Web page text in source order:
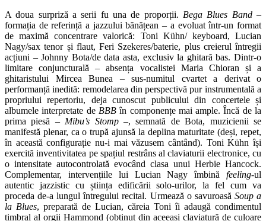
A doua surpriză a serii fu una de proporții. Bega Blues Band–
formația de referință a jazzului bănățean – a evoluat într-un format
de maximă concentrare valorică: Toni Kühn/ keyboard, Lucian
Nagy/sax tenor și flaut, Feri Szekeres/baterie, plus creierul întregii
acțiuni – Johnny Bota/de data asta, exclusiv la ghitară bas. Dintr-o
limitare conjuncturală – absența vocalistei Maria Chioran și a
ghitaristului Mircea Bunea – sus-numitul cvartet a derivat o
performanță inedită: remodelarea din perspectivă pur instrumentală a
propriului repertoriu, deja cunoscut publicului din concertele și
albumele interpretate de BBBîn componențe mai ample. Încă de la
prima piesă – Mibu’s Stomp–, semnată de Bota, muzicienii se
manifestă plenar, ca o trupă ajunsă la deplina maturitate (deși, repet,
în această configurație nu-i mai văzusem cântând). Toni Kühn își
exercită inventivitatea pe spațiul restrâns al claviaturii electronice, cu
o intensitate autocontrolată evocând clasa unui Herbie Hancock.
Complementar, intervențiile lui Lucian Nagy îmbină feeling-ul
autentic jazzistic cu știința edificării solo-urilor, la fel cum va
proceda de-a lungul întregului recital. Urmează o savuroasă Soup a
la Blues, preparată de Lucian, căreia Toni îi adaugă condimentul
timbral al orgii Hammond (obținut din aceeași claviatură de culoare